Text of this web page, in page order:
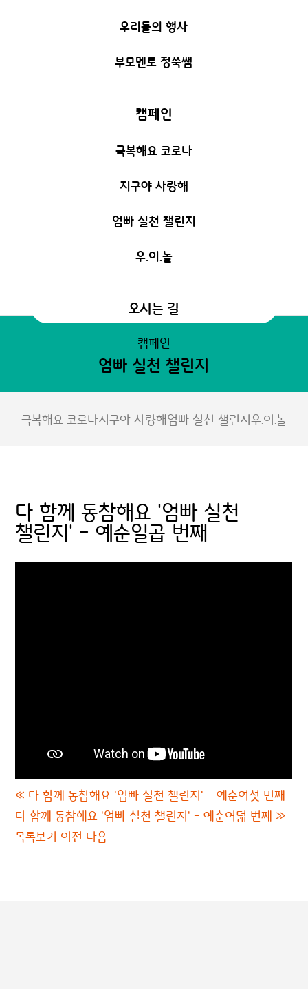
우리들의 행사
부모멘토 정쑥쌤
캠페인
극복해요 코로나
지구야 사랑해
엄빠 실천 챌린지
우.이.놀
오시는 길
캠페인
엄빠 실천 챌린지
극복해요 코로나지구야 사랑해엄빠 실천 챌린지우.이.놀
다 함께 동참해요 '엄빠 실천
챌린지' - 예순일곱 번째
« 다 함께 동참해요 '엄빠 실천 챌린지' - 예순여섯 번째
다 함께 동참해요 '엄빠 실천 챌린지' - 예순여덟 번째 »
목록보기 이전 다음